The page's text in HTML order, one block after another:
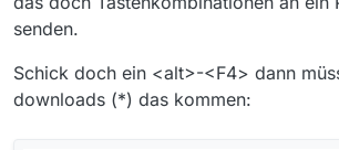
Wenn man über die
mit Autoit senden, der das
Send{“^q”}
senden.
Schick doch ein <alt>-<F4> dann
downloads (*) das kommen: